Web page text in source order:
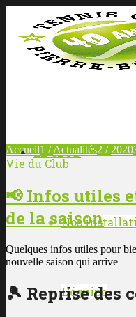
LE CLUB
Nos
L’équipe
Accueil1 / Actualités2 / 2020
Vie du Club
📢 Infos utiles
de la saison
Quelques infos utiles pour
nouvelle saison qui arrive
🎾 Reprise des